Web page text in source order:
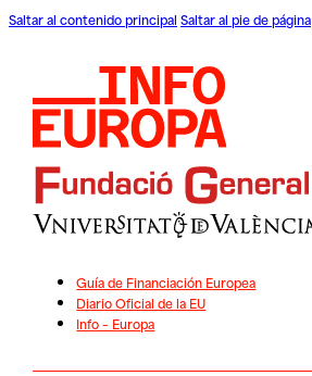
Saltar al contenido principal Saltar al pie de página
Guía de Financiación Europea
Diario Oficial de la EU
Info – Europa